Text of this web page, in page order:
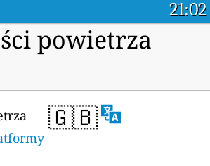
21:02
powietrza
🇬🇧